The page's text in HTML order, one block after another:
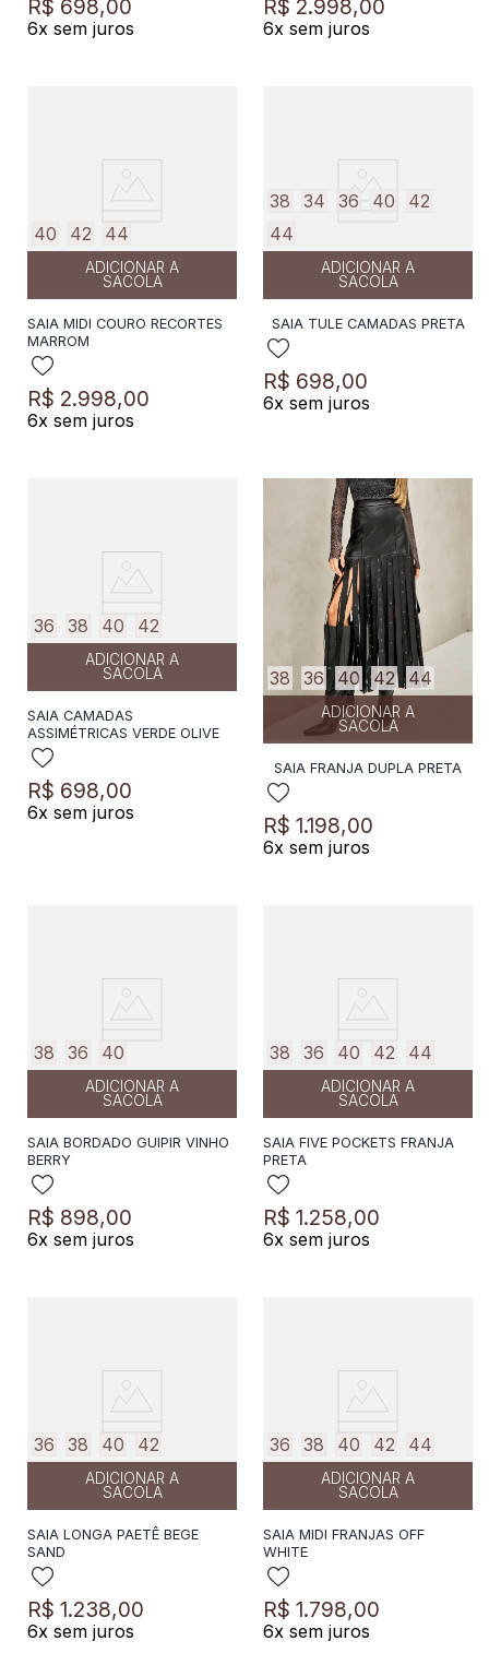
R$ 698,00
6x sem juros
R$ 2.998,00
6x sem juros
40 42 44
ADICIONAR A
SACOLA
SAIA MIDI COURO RECORTES
MARROM
R$ 2.998,00
6x sem juros
38 34 36 40
42
44
ADICIONAR A
SACOLA
SAIA TULE CAMADAS PRETA
R$ 698,00
6x sem juros
36 38 40 42
ADICIONAR A
SACOLA
SAIA CAMADAS
ASSIMÉTRICAS VERDE OLIVE
R$ 698,00
6x sem juros
38 36 40 42 44
ADICIONAR A
SACOLA
SAIA FRANJA DUPLA PRETA
R$ 1.198,00
6x sem juros
38 36 40
ADICIONAR A
SACOLA
SAIA BORDADO GUIPIR VINHO
BERRY
R$ 898,00
6x sem juros
38 36 40 42 44
ADICIONAR A
SACOLA
SAIA FIVE POCKETS FRANJA
PRETA
R$ 1.258,00
6x sem juros
36 38 40 42
ADICIONAR A
SACOLA
SAIA LONGA PAETÊ BEGE
SAND
R$ 1.238,00
6x sem juros
36 38 40 42 44
ADICIONAR A
SACOLA
SAIA MIDI FRANJAS OFF
WHITE
R$ 1.798,00
6x sem juros